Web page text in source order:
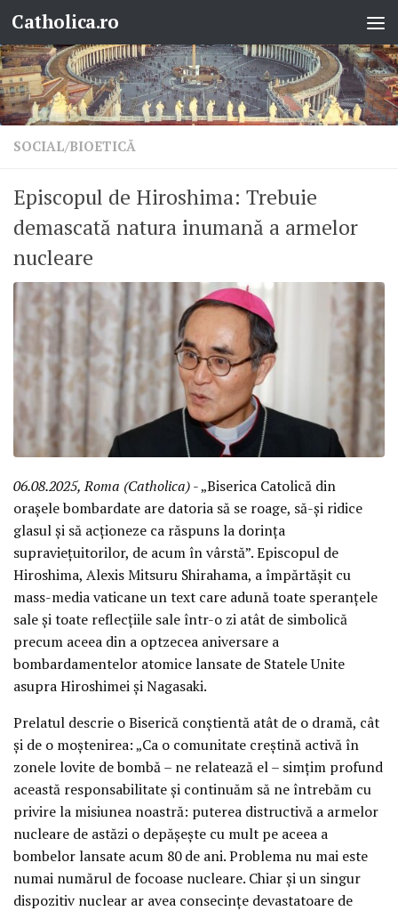
Skip to content
Catholica.ro
SOCIAL/BIOETICĂ
Episcopul de Hiroshima: Trebuie
demascată natura inumană a armelor
nucleare
06.08.2025, Roma (Catholica)- „Biserica Catolică din
orașele bombardate are datoria să se roage, să-și ridice
glasul și să acționeze ca răspuns la dorința
supraviețuitorilor, de acum în vârstă”. Episcopul de
Hiroshima, Alexis Mitsuru Shirahama, a împărtășit cu
mass-media vaticane un text care adună toate speranțele
sale și toate reflecțiile sale într-o zi atât de simbolică
precum aceea din a optzecea aniversare a
bombardamentelor atomice lansate de Statele Unite
asupra Hiroshimei și Nagasaki.
Prelatul descrie o Biserică conștientă atât de o dramă, cât
și de o moștenirea: „Ca o comunitate creștină activă în
zonele lovite de bombă – ne relatează el – simțim profund
această responsabilitate și continuăm să ne întrebăm cu
privire la misiunea noastră: puterea distructivă a armelor
nucleare de astăzi o depășește cu mult pe aceea a
bombelor lansate acum 80 de ani. Problema nu mai este
numai numărul de focoase nucleare. Chiar și un singur
dispozitiv nuclear ar avea consecințe devastatoare de